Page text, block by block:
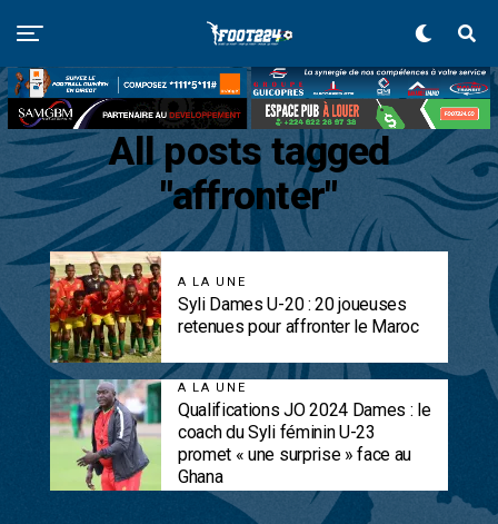
All posts tagged
"affronter"
A LA UNE
Syli Dames U-20 : 20 joueuses
retenues pour affronter le Maroc
A LA UNE
Qualifications JO 2024 Dames : le
coach du Syli féminin U-23
promet « une surprise » face au
Ghana